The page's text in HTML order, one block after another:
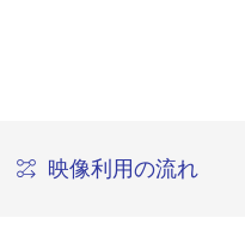
映像利用の流れ